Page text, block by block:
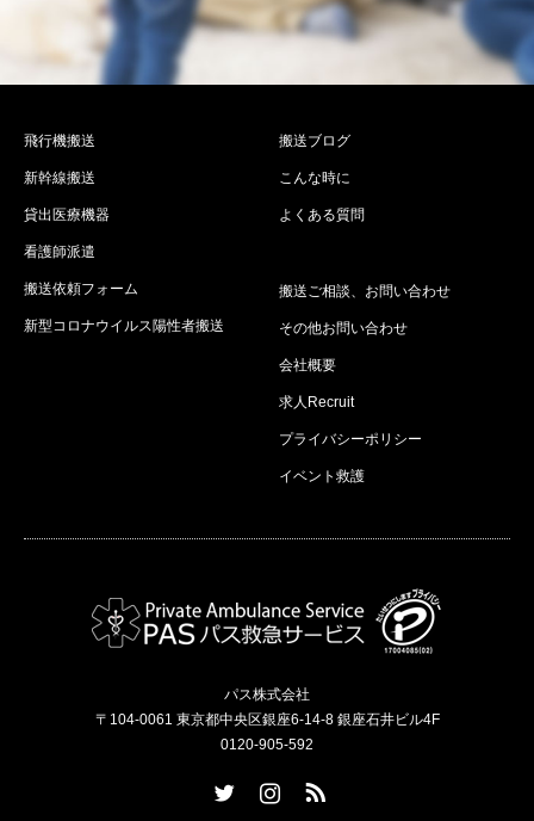
飛行機搬送
新幹線搬送
貸出医療機器
看護師派遣
搬送依頼フォーム
新型コロナウイルス陽性者搬送
搬送ブログ
こんな時に
よくある質問
搬送ご相談、お問い合わせ
その他お問い合わせ
会社概要
求人Recruit
プライバシーポリシー
イベント救護
パス株式会社
〒104-0061 東京都中央区銀座6-14-8 銀座石井ビル4F
0120-905-592